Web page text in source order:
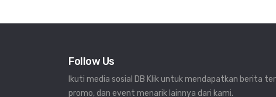
Follow Us
Ikuti media sosial DB Klik untuk mendapatkan berita
promo, dan event menarik lainnya dari kami.